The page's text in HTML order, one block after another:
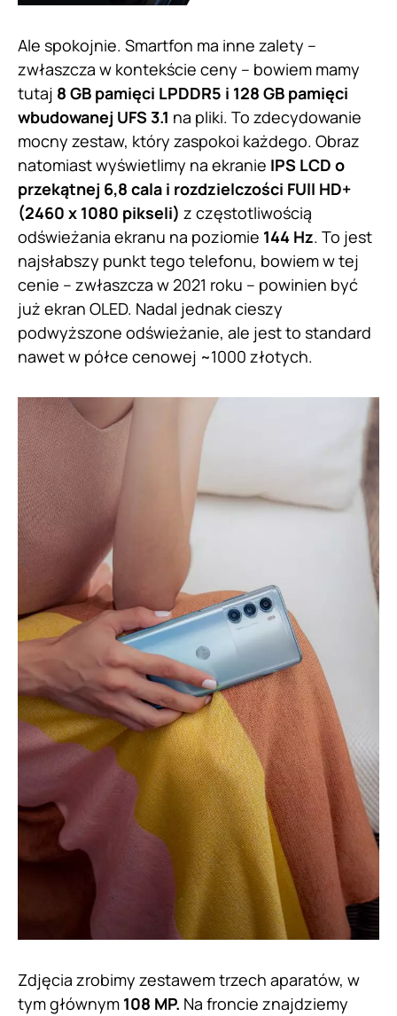
Ale spokojnie. Smartfon ma inne zalety –
zwłaszcza w kontekście ceny – bowiem mamy
tutaj 8 GB pamięci LPDDR5 i 128 GB pamięci
wbudowanej UFS 3.1 na pliki. To zdecydowanie
mocny zestaw, który zaspokoi każdego. Obraz
natomiast wyświetlimy na ekranie IPS LCD o
przekątnej 6,8 cala i rozdzielczości FUll HD+
(2460 x 1080 pikseli) z częstotliwością
odświeżania ekranu na poziomie 144 Hz. To jest
najsłabszy punkt tego telefonu, bowiem w tej
cenie – zwłaszcza w 2021 roku – powinien być
już ekran OLED. Nadal jednak cieszy
podwyższone odświeżanie, ale jest to standard
nawet w półce cenowej ~1000 złotych.
Zdjęcia zrobimy zestawem trzech aparatów, w
tym głównym 108 MP. Na froncie znajdziemy